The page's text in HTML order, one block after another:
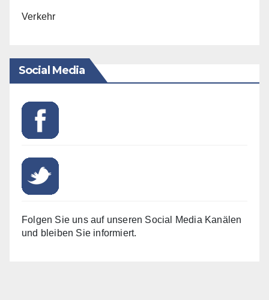
Verkehr
Social Media
Folgen Sie uns auf unseren Social Media Kanälen
und bleiben Sie informiert.